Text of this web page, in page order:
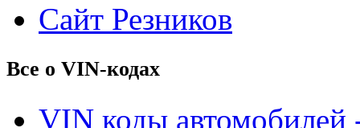
Сайт Резников
Все о VIN-кодах
VIN коды автомобилей